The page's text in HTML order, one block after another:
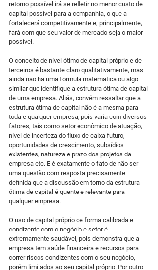
retorno possível irá se refletir no menor custo de
capital possível para a companhia, o que a
fortalecerá competitivamente e, principalmente,
fará com que seu valor de mercado seja o maior
possível.
O conceito de nível ótimo de capital próprio e de
terceiros é bastante claro qualitativamente, mas
ainda não há uma fórmula matemática ou algo
similar que identifique a estrutura ótima de capital
de uma empresa. Aliás, convém ressaltar que a
estrutura ótima de capital não é a mesma para
toda e qualquer empresa, pois varia com diversos
fatores, tais como setor econômico de atuação,
nível de incerteza do fluxo de caixa futuro,
oportunidades de crescimento, subsídios
existentes, natureza e prazo dos projetos da
empresa etc. E é exatamente o fato de não ser
uma questão com resposta precisamente
definida que a discussão em torno da estrutura
ótima de capital é quente e relevante para
qualquer empresa.
O uso de capital próprio de forma calibrada e
condizente com o negócio e setor é
extremamente saudável, pois demonstra que a
empresa tem saúde financeira e recursos para
correr riscos condizentes com o seu negócio,
porém limitados ao seu capital próprio. Por outro